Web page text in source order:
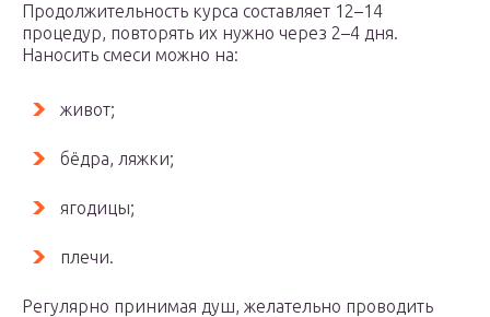
Продолжительность курса составляет 12–14
процедур, повторять их нужно через 2–4 дня.
Наносить смеси можно на:
живот;
бёдра, ляжки;
ягодицы;
плечи.
Регулярно принимая душ, желательно проводить